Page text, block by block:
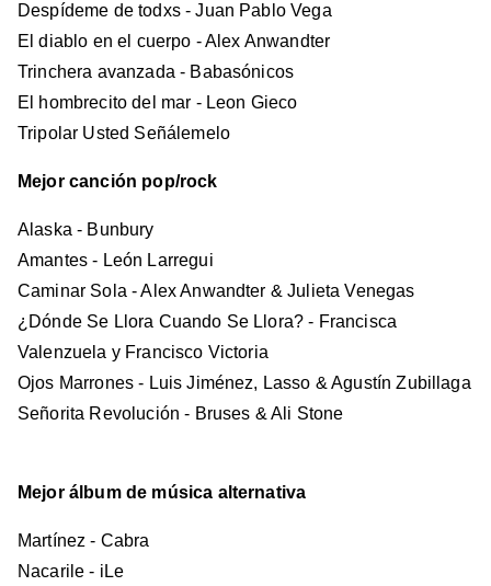
Despídeme de todxs - Juan Pablo Vega
El diablo en el cuerpo - Alex Anwandter
Trinchera avanzada - Babasónicos
El hombrecito del mar - Leon Gieco
Tripolar Usted Señálemelo
Mejor canción pop/rock
Alaska - Bunbury
Amantes - León Larregui
Caminar Sola - Alex Anwandter & Julieta Venegas
¿Dónde Se Llora Cuando Se Llora? - Francisca
Valenzuela y Francisco Victoria
Ojos Marrones - Luis Jiménez, Lasso & Agustín Zubillaga
Señorita Revolución - Bruses & Ali Stone
Mejor álbum de música alternativa
Martínez - Cabra
Nacarile - iLe